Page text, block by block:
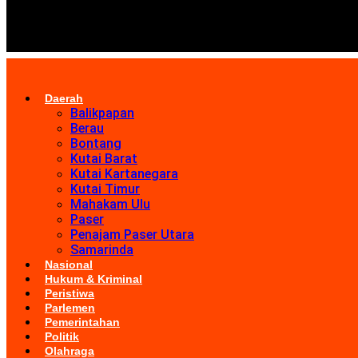
Daerah
Balikpapan
Berau
Bontang
Kutai Barat
Kutai Kartanegara
Kutai Timur
Mahakam Ulu
Paser
Penajam Paser Utara
Samarinda
Nasional
Hukum & Kriminal
Peristiwa
Parlemen
Pemerintahan
Politik
Olahraga